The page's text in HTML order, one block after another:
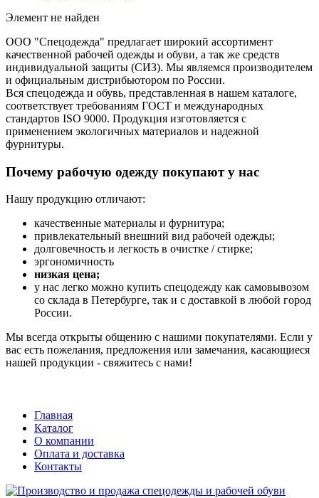
Элемент не найден
ООО "Спецодежда" предлагает широкий ассортимент
качественной рабочей одежды и обуви, а так же средств
индивидуальной защиты (СИЗ). Мы являемся производителем
и официальным дистрибьютором по России.
Вся спецодежда и обувь, представленная в нашем каталоге,
соответствует требованиям ГОСТ и международных
стандартов ISO 9000. Продукция изготовляется с
применением экологичных материалов и надежной
фурнитуры.
Почему рабочую одежду покупают у нас
Нашу продукцию отличают:
качественные материалы и фурнитура;
привлекательный внешний вид рабочей одежды;
долговечность и легкость в очистке / стирке;
эргономичность
низкая цена;
у нас легко можно купить спецодежду как самовывозом
со склада в Петербурге, так и с доставкой в любой город
России.
Мы всегда открыты общению с нашими покупателями. Если у
вас есть пожелания, предложения или замечания, касающиеся
нашей продукции - свяжитесь с нами!
Главная
Каталог
О компании
Оплата и доставка
Контакты